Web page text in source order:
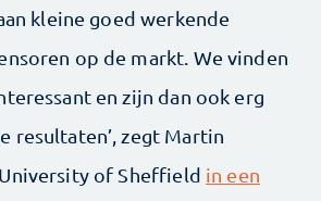
kleine goed werkende
op de markt. We vinden
en zijn dan ook erg
resultaten’, zegt Martin
of Sheffield in een